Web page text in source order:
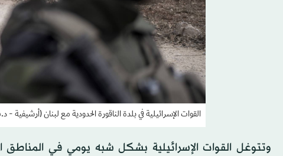
القوات الإسرائيلية في بلدة الناقورة الحدودية مع لبنان (أرشيفية -
وتتوغل القوات الإسرائيلية بشكل شبه يومي في